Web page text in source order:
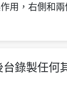
用，右側和
台錄製任何